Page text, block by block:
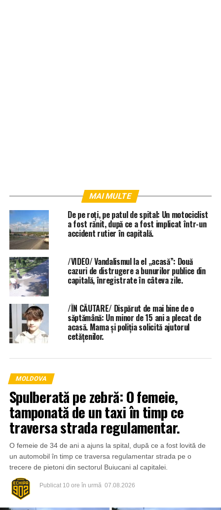
MAI MULTE
De pe roți, pe patul de spital: Un motociclist
a fost rănit, după ce a fost implicat într-un
accident rutier în capitală.
/VIDEO/ Vandalismul la el „acasă”: Două
cazuri de distrugere a bunurilor publice din
capitală, înregistrate în câteva zile.
/ÎN CĂUTARE/ Dispărut de mai bine de o
săptămână: Un minor de 15 ani a plecat de
acasă. Mama și poliția solicită ajutorul
cetățenilor.
MOLDOVA
Spulberată pe zebră: O femeie,
tamponată de un taxi în timp ce
traversa strada regulamentar.
O femeie de 34 de ani a ajuns la spital, după ce a fost lovită de
un automobil în timp ce traversa regulamentar strada pe o
trecere de pietoni din sectorul Buiucani al capitalei.
Publicat 10 ore în urmă 07.08.2026